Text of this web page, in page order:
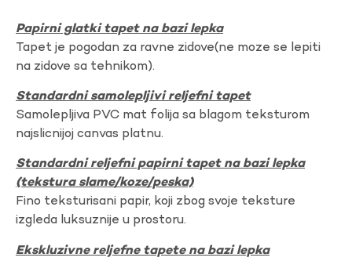
Papirni glatki tapet na bazi lepka
Tapet je pogodan za ravne zidove(ne moze se lepiti
na zidove sa tehnikom).
Standardni samolepljivi reljefni tapet
Samolepljiva PVC mat folija sa blagom teksturom
najslicnijoj canvas platnu.
Standardni reljefni papirni tapet na bazi lepka
(tekstura slame/koze/peska)
Fino teksturisani papir, koji zbog svoje teksture
izgleda luksuznije u prostoru.
Ekskluzivne reljefne tapete na bazi lepka